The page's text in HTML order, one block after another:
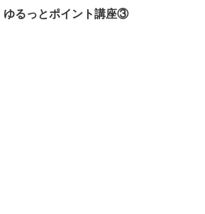
ゆるっとポイント講座③